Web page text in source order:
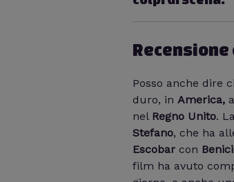
Posso anche dire
duro, in America,
nel Regno Unito.
Stefano, che ha
Escobar con
film ha avuto